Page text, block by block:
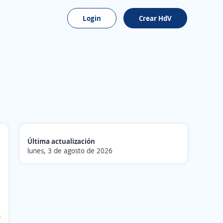
Login Crear HdV
Última actualización
lunes, 3 de agosto de 2026